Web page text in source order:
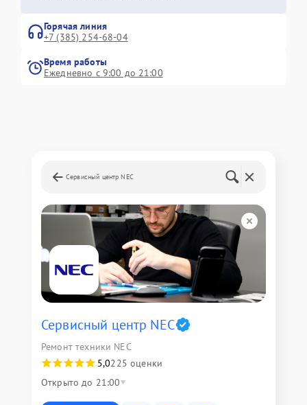
Горячая линия
+7 (385) 254-68-04
Время работы
Ежедневно с 9:00 до 21:00
Сервисный центр NEC
Сервисный центр NEC
Ремонт техники NEC
5,0225 оценки
Открыто до 21:00